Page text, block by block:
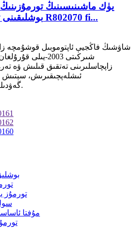
يۈك ماشىنىسىنىڭ تورمۇزىنىڭ
بوشلىقىنى تەڭشىگۈچ R802070 fi...
شاۋشىڭ فاڭجيې ئاپتوموبىل قوشۇمچە
شىركىتى 2003-يىلى
زاپچاسلىرىنى تەتقىق قىلىش ۋە
ئىشلەپچىقىرىش، سېتىش
گەۋدىلەشتۈرگەن كارخانا.
تورمۇز
مۇفتا